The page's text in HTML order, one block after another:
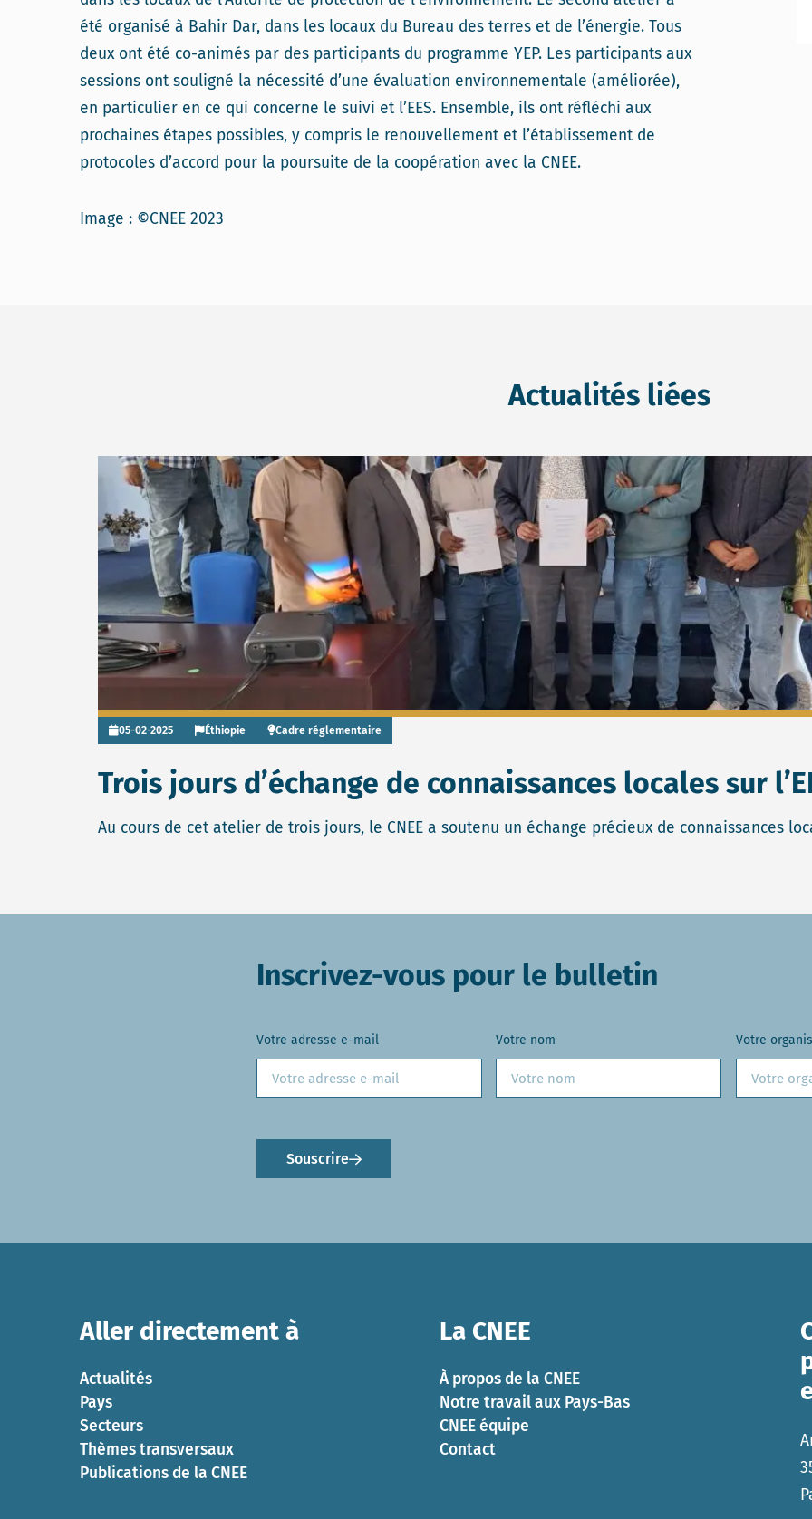
été organisé à Bahir Dar, dans les locaux du Bureau des terres et de l’énergie. Tous
deux ont été co-animés par des participants du programme YEP. Les participants aux
sessions ont souligné la nécessité d’une évaluation environnementale (améliorée),
en particulier en ce qui concerne le suivi et l’EES. Ensemble, ils ont réfléchi aux
prochaines étapes possibles, y compris le renouvellement et l’établissement de
protocoles d’accord pour la poursuite de la coopération avec la CNEE.
Image : ©CNEE 2023
Actualités liées
Trois jours d’échange de connaissances locales sur
Au cours de cet atelier de trois jours, le CNEE a soutenu un échange précieux de connaissances
05-02-2025 Éthiopie Cadre réglementaire
Read more about Trois jours d’échange de connaissances locales sur l’EIES
Inscrivez-vous pour le bulletin
Votre adresse e-mail Votre nom Votre
Souscrire
Aller directement à
Actualités
Pays
Secteurs
Thèmes transversaux
Publications de la CNEE
La CNEE
À propos de la CNEE
Notre travail aux Pays-Bas
CNEE équipe
Contact